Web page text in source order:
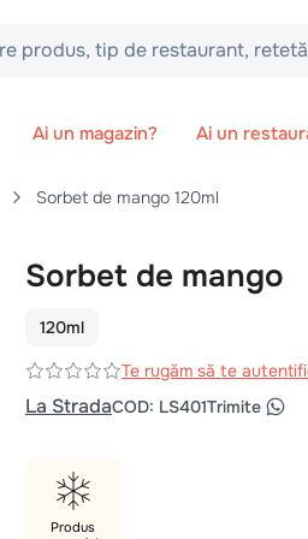
tip de restaurant, retetă...
Ai un magazin? Ai un
Sorbet de mango 120ml
Sorbet de mango
120ml
Te rugăm să te
La StradaCOD: LS401Trimite
Produs